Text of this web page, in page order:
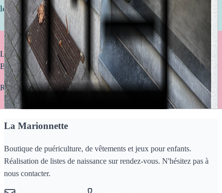
le plus sereinement avec des articles de qualité.
Livraison offerte à partir de 75€ d’achat (uniquement valable pour la
Belgique)
Retrait gratuit en magasin sous 2 à 4 jours
La Marionnette
Boutique de puériculture, de vêtements et jeux pour enfants.
Réalisation de listes de naissance sur rendez-vous. N'hésitez pas à
nous contacter.